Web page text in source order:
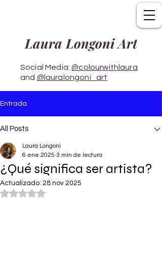
Laura Longoni Art
Social Media:@colourwithlaura
and @lauralongoni_art
Entrada
All Posts
¿Qué significa ser artista?
Laura Longoni
6 ene 2025 3 min de lectura
Actualizado: 28 nov 2025
Obtuvo NaN de 5 estrellas.